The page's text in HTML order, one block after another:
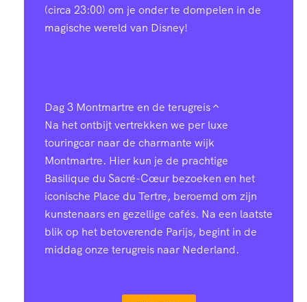
(circa 23:00) om je onder te dompelen in de
magische wereld van Disney!
Dag 3 Montmartre en de terugreis
Na het ontbijt vertrekken we per luxe
touringcar naar de charmante wijk
Montmartre. Hier kun je de prachtige
Basilique du Sacré-Cœur bezoeken en het
iconische Place du Tertre, beroemd om zijn
kunstenaars en gezellige cafés. Na een laatste
blik op het betoverende Parijs, begint in de
middag onze terugreis naar Nederland.